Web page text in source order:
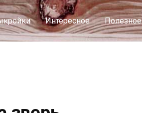
Интересное Полезное